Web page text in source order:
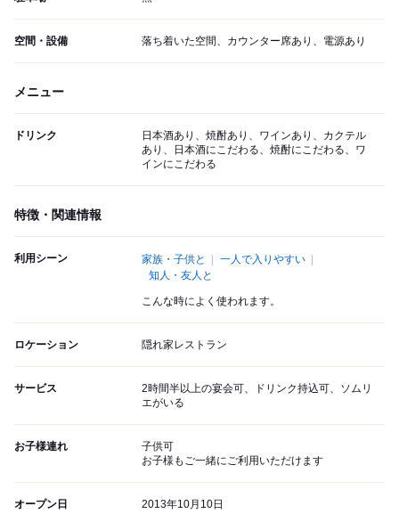
空間・設備 落ち着いた空間、カウンター席あり、電源あり
メニュー
ドリンク
日本酒あり、焼酎あり、ワインあり、カクテル
あり、日本酒にこだわる、焼酎にこだわる、ワ
インにこだわる
特徴・関連情報
利用シーン 家族・子供と
一人で入りやすい
知人・友人と
こんな時によく使われます。
ロケーション 隠れ家レストラン
サービス
2時間半以上の宴会可、ドリンク持込可、ソムリ
エがいる
お子様連れ
子供可
お子様もご一緒にご利用いただけます
オープン日 2013年10月10日